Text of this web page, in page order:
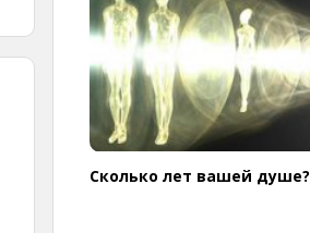
Cколько лет вашей душе?